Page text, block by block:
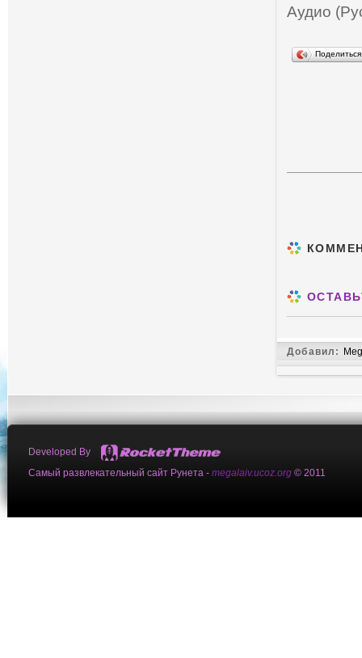
Аудио
Добавил:
Developed By
Самый развлекательный сайт Рунета - megalaiv.ucoz.org © 2011